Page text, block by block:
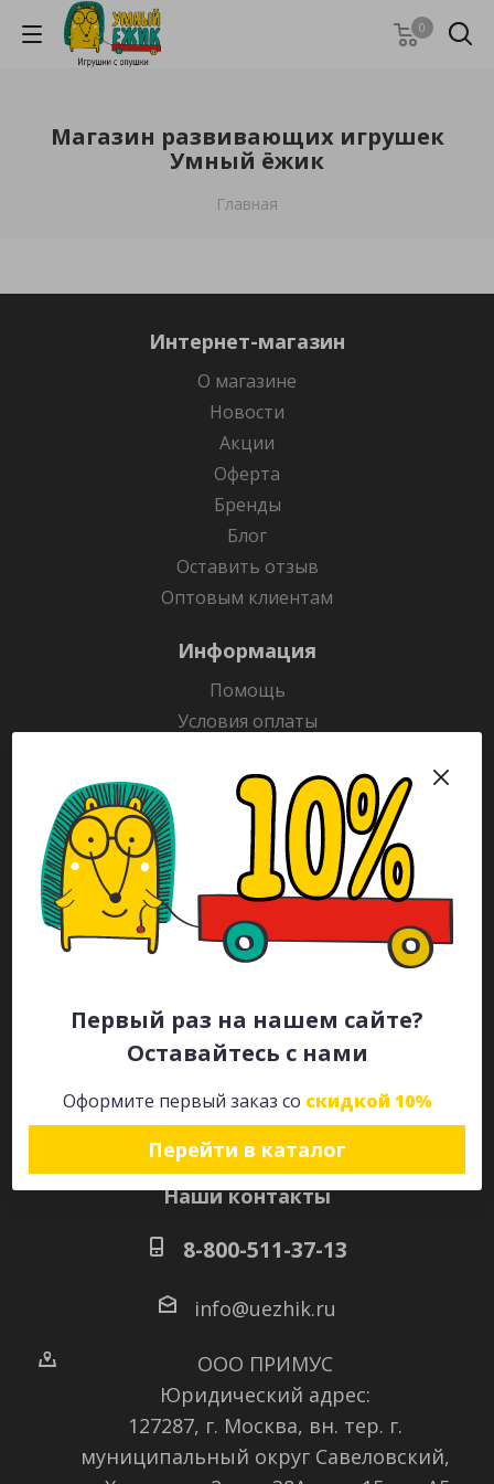
Первый раз на нашем сайте?
Оставайтесь с нами
Оформите первый заказ со скидкой 10%
Перейти в каталог
0
Магазин развивающих игрушек
Умный ёжик
Главная
Интернет-магазин
О магазине
Новости
Акции
Оферта
Бренды
Блог
Оставить отзыв
Оптовым клиентам
Информация
Помощь
Условия оплаты
Гарантия на товар
Раскраски
Рекламодателям
Каталог
Будьте всегда в курсе!
Наши контакты
8-800-511-37-13
info@uezhik.ru
ООО ПРИМУС
Юридический адрес:
127287, г. Москва, вн. тер. г.
муниципальный округ Савеловский,